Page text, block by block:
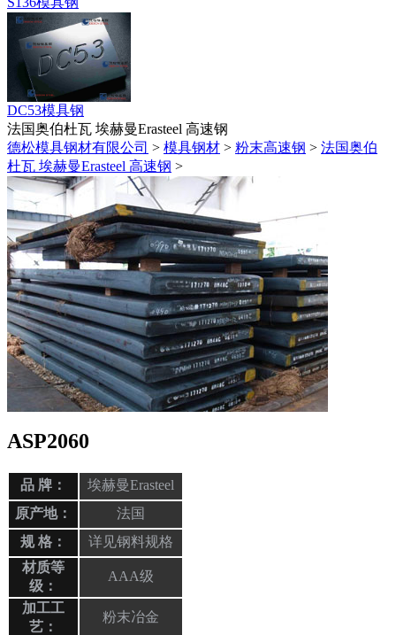
DC53模具钢
法国奥伯杜瓦 埃赫曼Erasteel 高速钢
德松模具钢材有限公司 > 模具钢材 > 粉末高速钢 > 法国奥伯
杜瓦 埃赫曼Erasteel 高速钢 >
ASP2060
品 牌：
埃赫曼Erasteel
原产地：
法国
规 格：
详见钢料规格
材质等
级：
AAA级
加工工
艺：
粉末冶金